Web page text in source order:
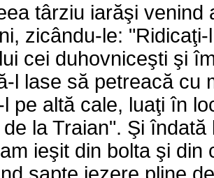
târziu iarăşi venind
zicându-le:
cei duhovniceşti şi
l lase să petreacă cu
pe altă cale, luaţi în
la Traian". Şi
ieşit din bolta şi din